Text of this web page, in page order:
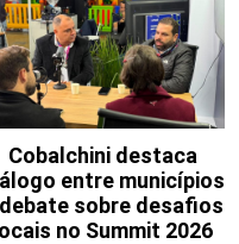
Cobalchini destaca
entre municípios
sobre desafios
no Summit 2026